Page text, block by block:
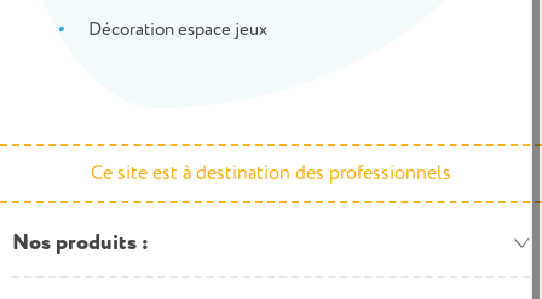
Décoration espace jeux
Ce site est à destination des professionnels
Nos produits